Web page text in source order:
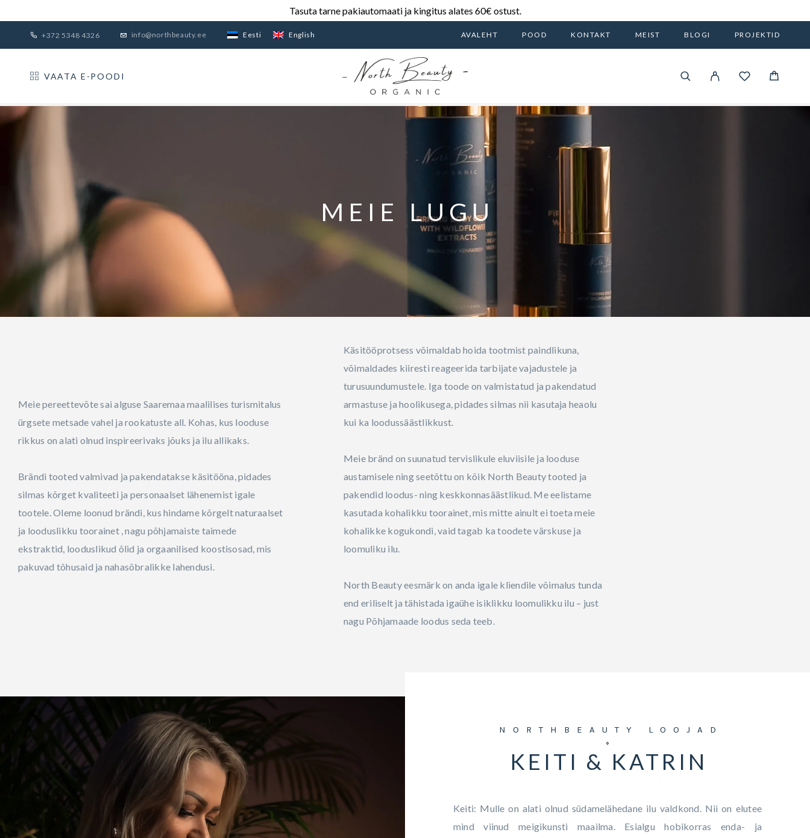
Tasuta tarne pakiautomaati ja kingitus alates 60€ ostust.
+372 5348 4326 info@northbeauty.ee Eesti English AVALEHT POOD KONTAKT MEIST BLOGI PROJEKTID
VAATA E-POODI
MEIE LUGU
Meie pereettevõte sai alguse Saaremaa maalilises turismitalus
ürgsete metsade vahel ja rookatuste all. Kohas, kus looduse
rikkus on alati olnud inspireerivaks jõuks ja ilu allikaks.
Brändi tooted valmivad ja pakendatakse käsitööna, pidades
silmas kõrget kvaliteeti ja personaalset lähenemist igale
tootele. Oleme loonud brändi, kus hindame kõrgelt naturaalset
ja looduslikku toorainet , nagu põhjamaiste taimede
ekstraktid, looduslikud õlid ja orgaanilised koostisosad, mis
pakuvad tõhusaid ja nahasõbralikke lahendusi.
Käsitööprotsess võimaldab hoida tootmist paindlikuna,
võimaldades kiiresti reageerida tarbijate vajadustele ja
turusuundumustele. Iga toode on valmistatud ja pakendatud
armastuse ja hoolikusega, pidades silmas nii kasutaja heaolu
kui ka loodussäästlikkust.
Meie bränd on suunatud tervislikule eluviisile ja looduse
austamisele ning seetõttu on kõik North Beauty tooted ja
pakendid loodus- ning keskkonnasäästlikud. Me eelistame
kasutada kohalikku toorainet, mis mitte ainult ei toeta meie
kohalikke kogukondi, vaid tagab ka toodete värskuse ja
loomuliku ilu.
North Beauty eesmärk on anda igale kliendile võimalus tunda
end eriliselt ja tähistada igaühe isiklikku loomulikku ilu – just
nagu Põhjamaade loodus seda teeb.
NORTHBEAUTY LOOJAD
KEITI & KATRIN
Keiti: Mulle on alati olnud südamelähedane ilu valdkond. Nii on elutee
mind viinud meigikunsti maailma. Esialgu hobikorras enda- ja